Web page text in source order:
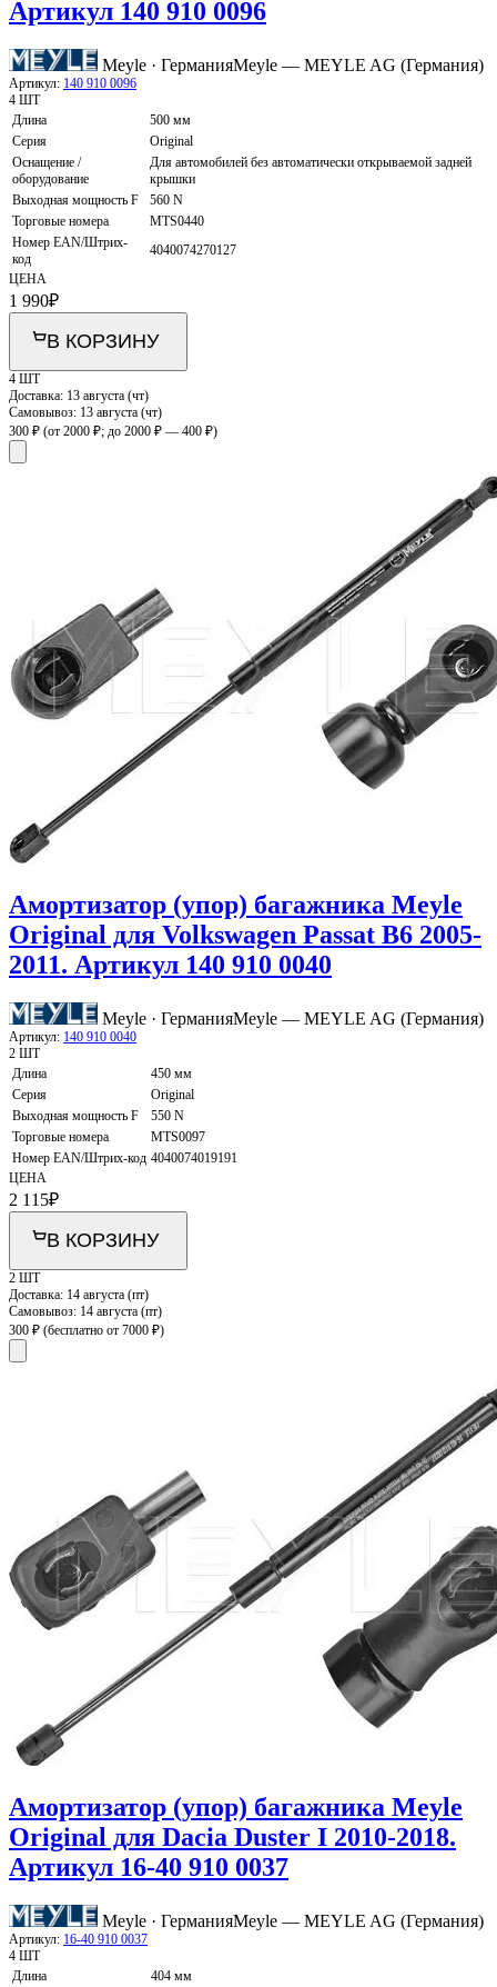
Артикул 140 910 0096
Meyle · ГерманияMeyle — MEYLE AG (Германия)
Артикул: 140 910 0096
4 ШТ
Длина
500 мм
Серия
Original
Оснащение /
оборудование
Для автомобилей без автоматически открываемой задней
крышки
Выходная мощность F
560 N
Торговые номера
MTS0440
Номер EAN/Штрих-
код
4040074270127
ЦЕНА
1 990₽
В КОРЗИНУ
4 ШТ
Доставка: 13 августа (чт)
Самовывоз: 13 августа (чт)
300 ₽ (от 2000 ₽; до 2000 ₽ — 400 ₽)
Амортизатор (упор) багажника Meyle
Original для Volkswagen Passat B6 2005-
2011. Артикул 140 910 0040
Meyle · ГерманияMeyle — MEYLE AG (Германия)
Артикул: 140 910 0040
2 ШТ
Длина
450 мм
Серия
Original
Выходная мощность F
550 N
Торговые номера
MTS0097
Номер EAN/Штрих-код 4040074019191
ЦЕНА
2 115₽
В КОРЗИНУ
2 ШТ
Доставка: 14 августа (пт)
Самовывоз: 14 августа (пт)
300 ₽ (бесплатно от 7000 ₽)
Амортизатор (упор) багажника Meyle
Original для Dacia Duster I 2010-2018.
Артикул 16-40 910 0037
Meyle · ГерманияMeyle — MEYLE AG (Германия)
Артикул: 16-40 910 0037
4 ШТ
Длина
404 мм